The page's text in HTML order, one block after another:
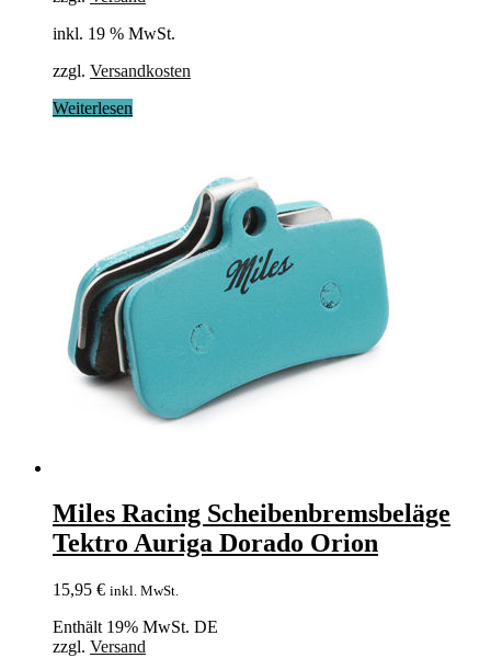
inkl. 19 % MwSt.
zzgl. Versandkosten
Weiterlesen
Miles Racing Scheibenbremsbeläge
Tektro Auriga Dorado Orion
15,95 € inkl. MwSt.
Enthält 19% MwSt. DE
zzgl. Versand